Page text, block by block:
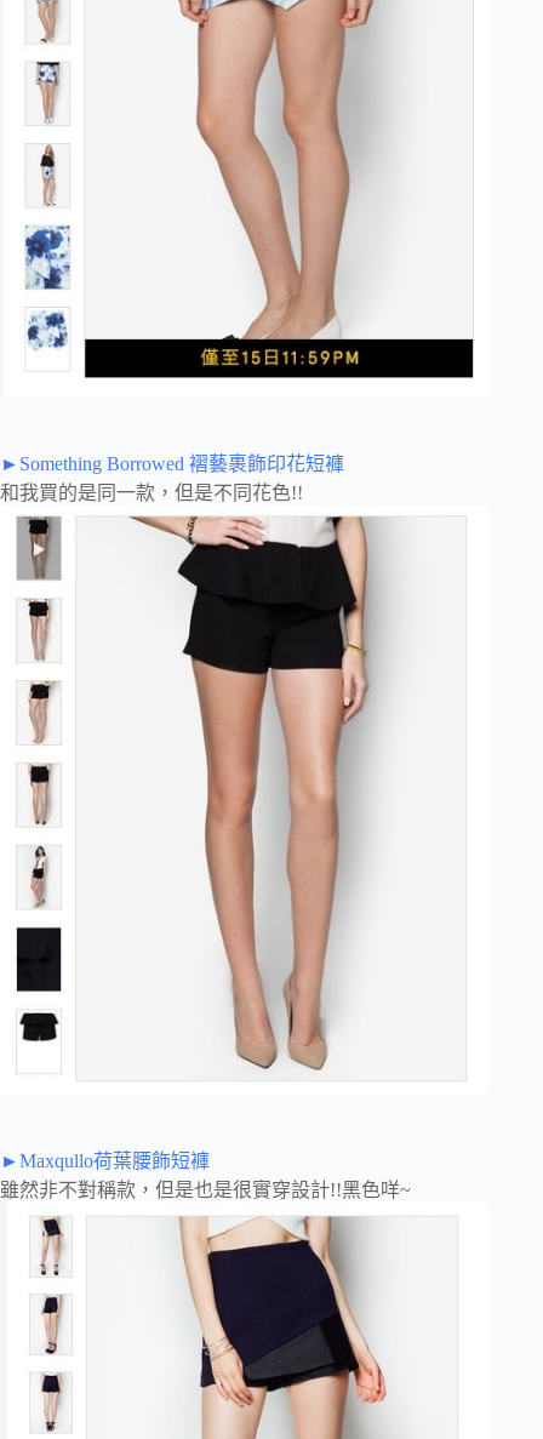
►Something Borrowed 褶藝裹飾印花短褲
和我買的是同一款，但是不同花色!!
►Maxqullo荷葉腰飾短褲
雖然非不對稱款，但是也是很實穿設計!!黑色咩~